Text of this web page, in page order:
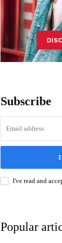
Subscribe
I
I've read and
Popular